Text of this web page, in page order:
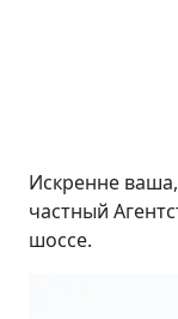
Искренне
частный
шоссе.